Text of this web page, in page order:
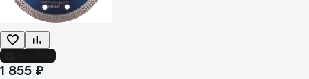
1 855 ₽